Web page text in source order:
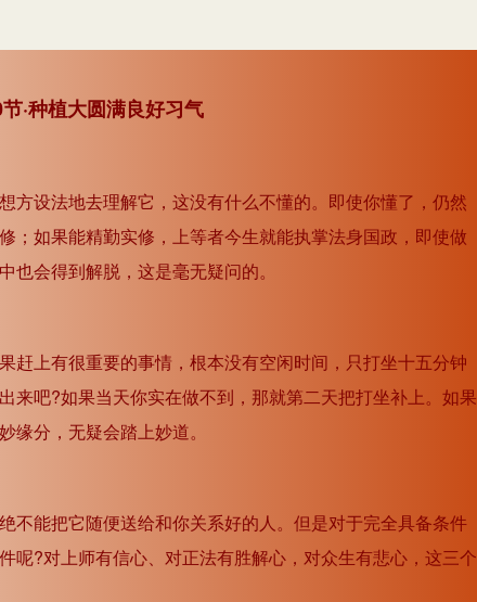
/
键
来
降
低
·种植大圆满良好习气
方设法地去理解它，这没有什么不懂的。即使你懂了，仍然
；如果能精勤实修，上等者今生就能执掌法身国政，即使做
会得到解脱，这是毫无疑问的。
赶上有很重要的事情，根本没有空闲时间，只打坐十五分钟
来吧?如果当天你实在做不到，那就第二天把打坐补上。如果
缘分，无疑会踏上妙道。
不能把它随便送给和你关系好的人。但是对于完全具备条件
呢?对上师有信心、对正法有胜解心，对众生有悲心，这三个